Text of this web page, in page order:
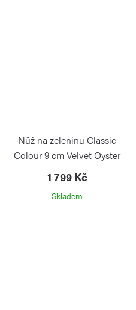
Nůž na zeleninu Classic
Colour 9 cm Velvet Oyster
1 799 Kč
Skladem